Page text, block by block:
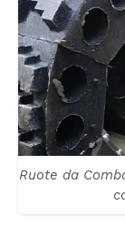
Ruote da